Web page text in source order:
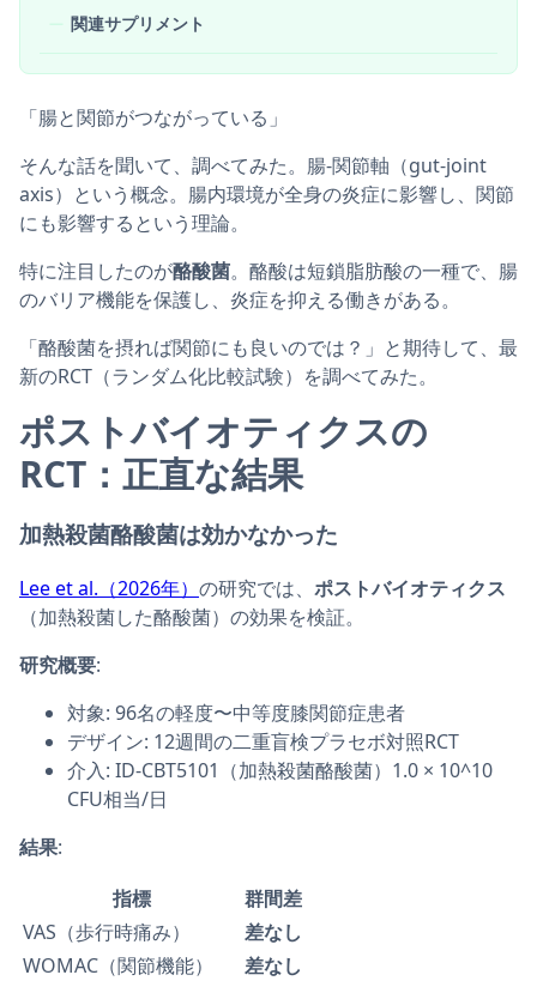
関連サプリメント
「腸と関節がつながっている」
そんな話を聞いて、調べてみた。腸-関節軸（gut-joint
axis）という概念。腸内環境が全身の炎症に影響し、関節
にも影響するという理論。
特に注目したのが酪酸菌。酪酸は短鎖脂肪酸の一種で、腸
のバリア機能を保護し、炎症を抑える働きがある。
「酪酸菌を摂れば関節にも良いのでは？」と期待して、最
新のRCT（ランダム化比較試験）を調べてみた。
ポストバイオティクスの
RCT：正直な結果
加熱殺菌酪酸菌は効かなかった
Lee et al.（2026年） の研究では、 ポストバイオティクス
（加熱殺菌した酪酸菌）の効果を検証。
研究概要:
対象: 96名の軽度〜中等度膝関節症患者
デザイン: 12週間の二重盲検プラセボ対照RCT
介入: ID-CBT5101（加熱殺菌酪酸菌）1.0 × 10^10
CFU相当/日
結果:
指標
群間差
VAS（歩行時痛み）
差なし
WOMAC（関節機能）
差なし